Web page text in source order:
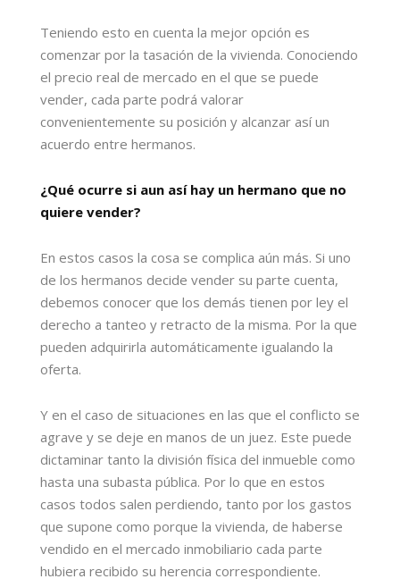
Teniendo esto en cuenta la mejor opción es
comenzar por la tasación de la vivienda. Conociendo
el precio real de mercado en el que se puede
vender, cada parte podrá valorar
convenientemente su posición y alcanzar así un
acuerdo entre hermanos.
¿Qué ocurre si aun así hay un hermano que no
quiere vender?
En estos casos la cosa se complica aún más. Si uno
de los hermanos decide vender su parte cuenta,
debemos conocer que los demás tienen por ley el
derecho a tanteo y retracto de la misma. Por la que
pueden adquirirla automáticamente igualando la
oferta.
Y en el caso de situaciones en las que el conflicto se
agrave y se deje en manos de un juez. Este puede
dictaminar tanto la división física del inmueble como
hasta una subasta pública. Por lo que en estos
casos todos salen perdiendo, tanto por los gastos
que supone como porque la vivienda, de haberse
vendido en el mercado inmobiliario cada parte
hubiera recibido su herencia correspondiente.